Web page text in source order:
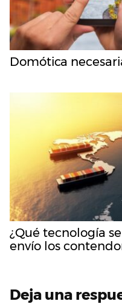
Domótica
¿Qué tecnología
envío los
Deja una